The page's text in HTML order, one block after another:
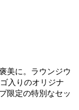
美に。ラウンジウ
入りのオリジナ
限定の特別なセッ